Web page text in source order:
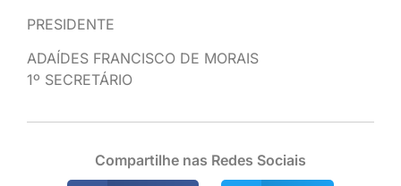
PRESIDENTE
ADAÍDES FRANCISCO DE MORAIS
1º SECRETÁRIO
Compartilhe nas Redes Sociais